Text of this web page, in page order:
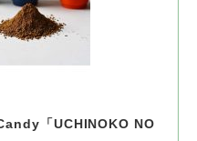
「UCHINOKO NO